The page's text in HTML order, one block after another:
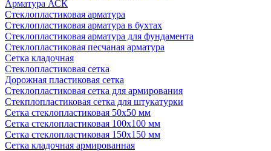
Арматура АСК
Cтеклопластиковая арматура
Стеклопластиковая арматура в бухтах
Стеклопластиковая арматура для фундамента
Стеклопластиковая песчаная арматура
Сетка кладочная
Стеклопластиковая сетка
Дорожная пластиковая сетка
Стеклопластиковая сетка для армирования
Стекплопластиковая сетка для штукатурки
Сетка стеклопластиковая 50x50 мм
Сетка стеклопластиковая 100x100 мм
Сетка стеклопластиковая 150x150 мм
Сетка кладочная армированная